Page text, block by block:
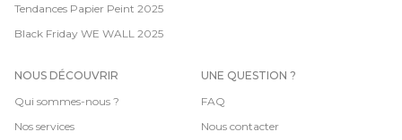
Tendances Papier Peint 2025
Black Friday WE WALL 2025
NOUS DÉCOUVRIR
Qui sommes-nous ?
Nos services
UNE QUESTION ?
FAQ
Nous contacter